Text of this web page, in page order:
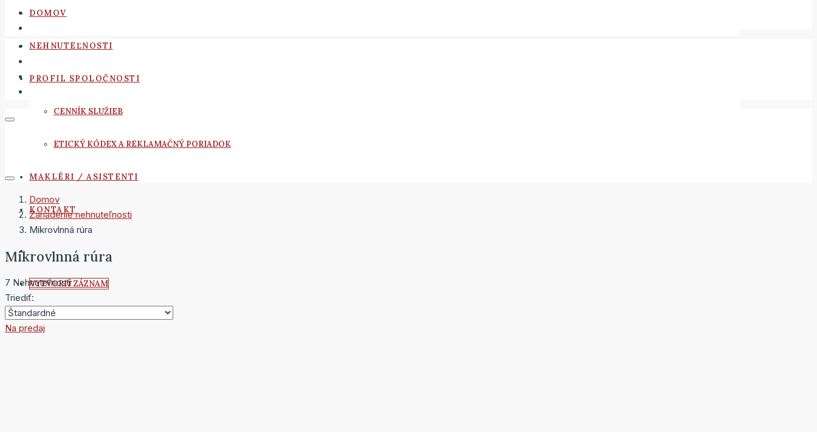
DOMOV
NEHNUTEĽNOSTI
PROFIL SPOLOČNOSTI
CENNÍK SLUŽIEB
ETICKÝ KÓDEX A REKLAMAČNÝ PORIADOK
MAKLÉRI / ASISTENTI
KONTAKT
VYTVORIŤ ZÁZNAM
Domov
Zariadenie nehnuteľnosti
Mikrovlnná rúra
Mikrovlnná rúra
7 Nehnuteľnosti
Triediť:
Na predaj